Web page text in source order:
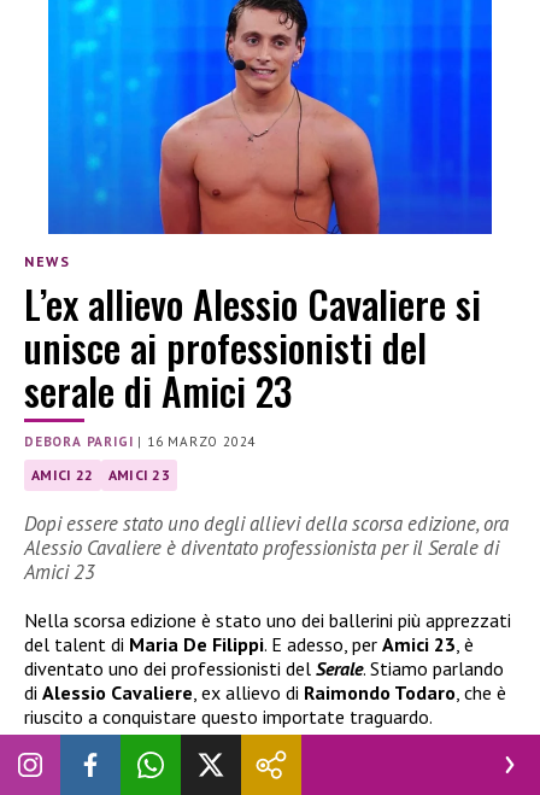
NEWS
L’ex allievo Alessio Cavaliere si
unisce ai professionisti del
serale di Amici 23
DEBORA PARIGI | 16 MARZO 2024
AMICI 22 AMICI 23
Dopi essere stato uno degli allievi della scorsa edizione, ora
Alessio Cavaliere è diventato professionista per il Serale di
Amici 23
Nella scorsa edizione è stato uno dei ballerini più apprezzati
del talent di Maria De Filippi. E adesso, per Amici 23 , è
diventato uno dei professionisti del Serale. Stiamo parlando
di Alessio Cavaliere , ex allievo di Raimondo Todaro , che è
riuscito a conquistare questo importate traguardo.
Da allievo a professionista di Amici 23,